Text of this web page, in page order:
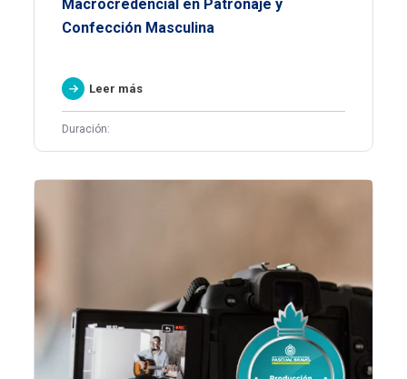
Macrocredencial en Patronaje y
Confección Masculina
Leer más
Duración: